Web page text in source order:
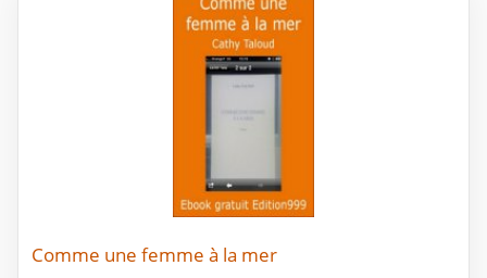
Comme une femme à la mer